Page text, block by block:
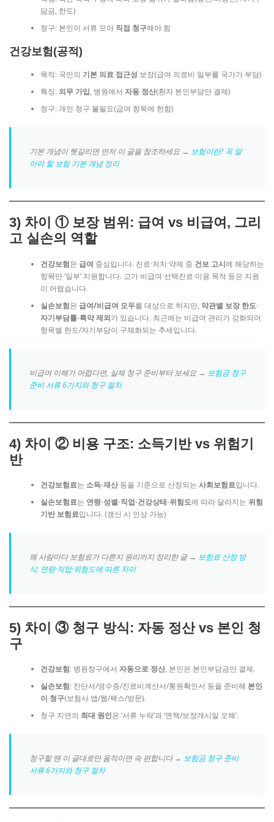
담금, 한도)
청구: 본인이 서류 모아 직접 청구해야 함
건강보험(공적)
목적: 국민의 기본 의료 접근성 보장(급여 의료비 일부를 국가가 부담)
특징: 의무 가입, 병원에서 자동 정산(환자 본인부담만 결제)
청구: 개인 청구 불필요(급여 항목에 한함)
기본 개념이 헷갈리면 먼저 이 글을 참조하세요 → 보험이란? 꼭 알
아야 할 보험 기본 개념 정리
3) 차이 ① 보장 범위 : 급여 vs 비급여, 그리
고 실손의 역할
건강보험은 급여 중심입니다. 진료·처치·약제 중 건보 고시에 해당하는
항목만 ‘일부’ 지원합니다. 고가 비급여·선택진료·미용 목적 등은 지원
이 어렵습니다.
실손보험은 급여/비급여 모두를 대상으로 하지만, 약관별 보장 한도·
자기부담률·특약 제외가 있습니다. 최근에는 비급여 관리가 강화되어
항목별 한도/자기부담이 구체화되는 추세입니다.
비급여 이해가 어렵다면, 실제 청구 준비부터 보세요 → 보험금 청구
준비 서류 6가지와 청구 절차
4) 차이 ② 비용 구조: 소득기반 vs 위험기
반
건강보험료는 소득·재산등을 기준으로 산정되는 사회보험료입니다.
실손보험료는 연령·성별·직업·건강상태·위험도에 따라 달라지는 위험
기반 보험료입니다. (갱신 시 인상 가능)
왜 사람마다 보험료가 다른지 원리까지 정리한 글 → 보험료 산정 방
식: 연령·직업·위험도에 따른 차이
5) 차이 ③ 청구 방식: 자동 정산 vs 본인 청
구
건강보험: 병원창구에서 자동으로 정산, 본인은 본인부담금만 결제.
실손보험: 진단서/영수증/진료비계산서/통원확인서 등을 준비해 본인
이 청구(보험사 앱/웹/팩스/방문).
청구 지연의 최대 원인은 ‘서류 누락’과 ‘면책/보장개시일 오해’.
청구할 땐 이 글대로만 움직이면 속 편합니다 → 보험금 청구 준비
서류 6가지와 청구 절차